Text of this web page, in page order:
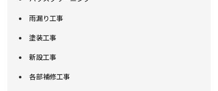
雨漏り工事
塗装工事
新設工事
各部補修工事